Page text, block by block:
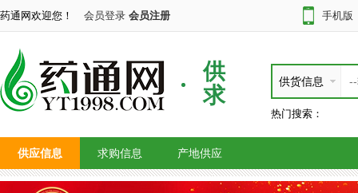
药通网欢迎您！ 会员登录 会员注册 手机版
供
求
供货信息
热门搜索：
供应信息 求购信息 产地供应